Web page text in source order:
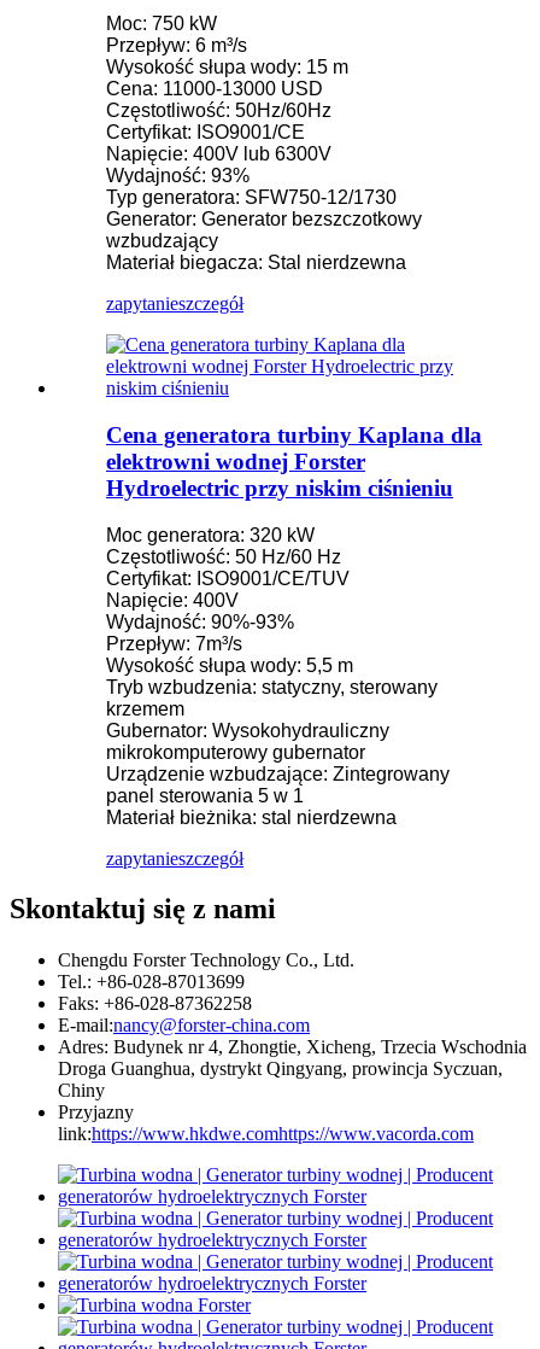
Moc: 750 kW
Przepływ: 6 m³/s
Wysokość słupa wody: 15 m
Cena: 11000-13000 USD
Częstotliwość: 50Hz/60Hz
Certyfikat: ISO9001/CE
Napięcie: 400V lub 6300V
Wydajność: 93%
Typ generatora: SFW750-12/1730
Generator: Generator bezszczotkowy
wzbudzający
Materiał biegacza: Stal nierdzewna
zapytanieszczegół
Cena generatora turbiny Kaplana dla
elektrowni wodnej Forster
Hydroelectric przy niskim ciśnieniu
Moc generatora: 320 kW
Częstotliwość: 50 Hz/60 Hz
Certyfikat: ISO9001/CE/TUV
Napięcie: 400V
Wydajność: 90%-93%
Przepływ: 7m³/s
Wysokość słupa wody: 5,5 m
Tryb wzbudzenia: statyczny, sterowany
krzemem
Gubernator: Wysokohydrauliczny
mikrokomputerowy gubernator
Urządzenie wzbudzające: Zintegrowany
panel sterowania 5 w 1
Materiał bieżnika: stal nierdzewna
zapytanieszczegół
Skontaktuj się z nami
Chengdu Forster Technology Co., Ltd.
Tel.: +86-028-87013699
Faks: +86-028-87362258
E-mail:nancy@forster-china.com
Adres: Budynek nr 4, Zhongtie, Xicheng, Trzecia Wschodnia
Droga Guanghua, dystrykt Qingyang, prowincja Syczuan,
Chiny
Przyjazny
link:https://www.hkdwe.comhttps://www.vacorda.com